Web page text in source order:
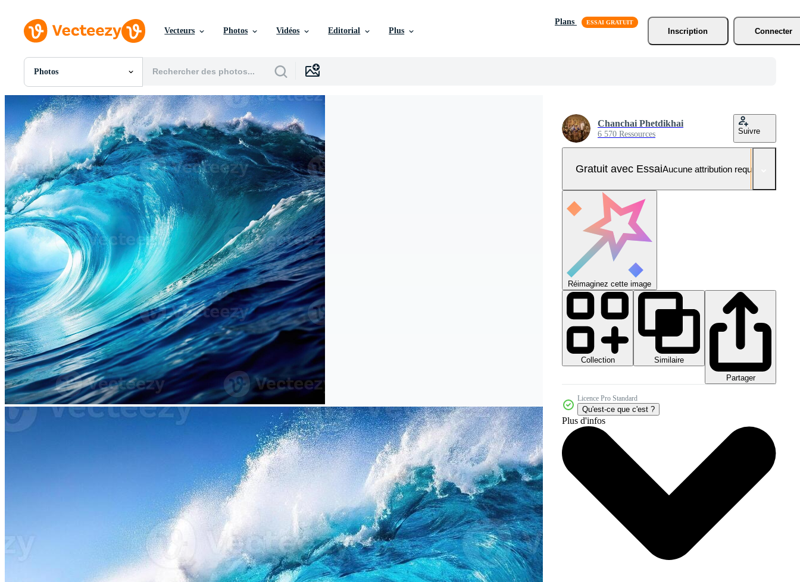
Vecteurs Photos Vidéos Editorial Plus
Plans
Inscription
Connecter
Photos
Toutes Images
Photos
PNGs
PSDs
SVGs
Modèles
Vecteurs
Vidéos
Motion graphics
Images Éditoriales
Événements Éditoriaux
Chanchai Phetdikhai
6 570 Ressources Suivre
Gratuit avec EssaiAucune attribution requise
Réimaginez cette image
Collection
Similaire
Partager
Licence Pro Standard
Qu'est-ce que c'est ?
Plus d'infos